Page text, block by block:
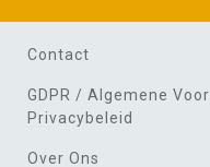
Contact
GDPR / Algemene
Privacybeleid
Over Ons